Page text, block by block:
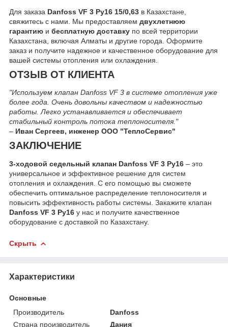
Для заказа Danfoss VF 3 Ру16 15/0,63 в Казахстане,
свяжитесь с нами. Мы предоставляем двухлетнюю
гарантию и бесплатную доставку по всей территории
Казахстана, включая Алматы и другие города. Оформите
заказ и получите надежное и качественное оборудование для
вашей системы отопления или охлаждения.
ОТЗЫВ ОТ КЛИЕНТА
"Используем клапан Danfoss VF 3 в системе отопления уже
более года. Очень довольны качеством и надежностью
работы. Легко устанавливается и обеспечивает
стабильный контроль потока теплоносителя."
– Иван Сергеев, инженер ООО "ТеплоСервис"
ЗАКЛЮЧЕНИЕ
3-ходовой седельный клапан Danfoss VF 3 Ру16 – это
универсальное и эффективное решение для систем
отопления и охлаждения. С его помощью вы сможете
обеспечить оптимальное распределение теплоносителя и
повысить эффективность работы системы. Закажите клапан
Danfoss VF 3 Ру16 у нас и получите качественное
оборудование с доставкой по Казахстану.
Скрыть
Характеристики
Основные
Производитель
Danfoss
Страна производитель
Дания